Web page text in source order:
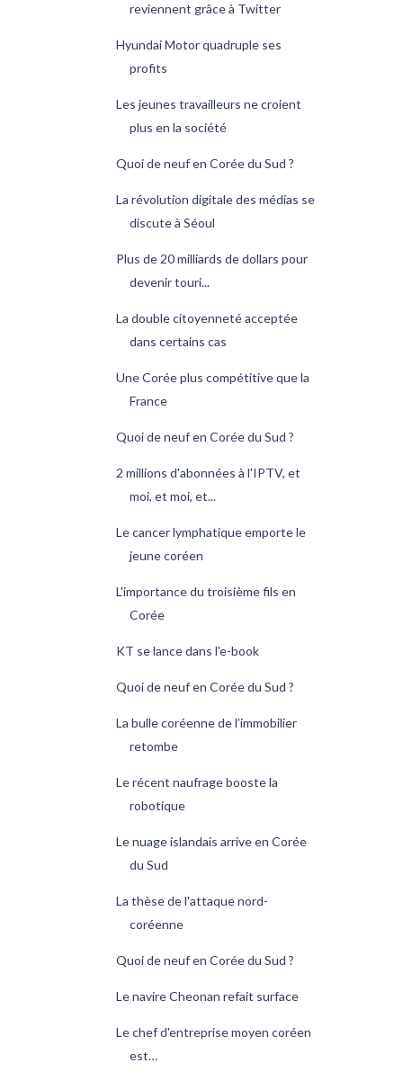
reviennent grâce à Twitter
Hyundai Motor quadruple ses
profits
Les jeunes travailleurs ne croient
plus en la société
Quoi de neuf en Corée du Sud ?
La révolution digitale des médias se
discute à Séoul
Plus de 20 milliards de dollars pour
devenir touri...
La double citoyenneté acceptée
dans certains cas
Une Corée plus compétitive que la
France
Quoi de neuf en Corée du Sud ?
2 millions d'abonnées à l'IPTV, et
moi, et moi, et...
Le cancer lymphatique emporte le
jeune coréen
L'importance du troisième fils en
Corée
KT se lance dans l'e-book
Quoi de neuf en Corée du Sud ?
La bulle coréenne de l’immobilier
retombe
Le récent naufrage booste la
robotique
Le nuage islandais arrive en Corée
du Sud
La thèse de l'attaque nord-
coréenne
Quoi de neuf en Corée du Sud ?
Le navire Cheonan refait surface
Le chef d'entreprise moyen coréen
est…